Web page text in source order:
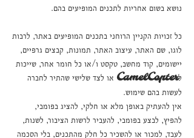
נושא בשום אחריות לתכנים המופיעים בהם.
כל זכויות הקניין הרוחני בתכנים המופיעים באתר, לרבות
לוגו, שם האתר, עיצוב האתר, תמונות, קבצים גרפיים,
יישומים, קוד מחשב, טקסט ו/או כל חומר אחר, שייכות
ל
CamelCopter
או לצד שלישי שהתיר לחברה
לעשות בהם שימוש.
אין להעתיק באופן מלא או חלקי, להציג בפומבי,
להפיץ, לבצע בפומבי, להעביר לרשות הציבור, לשנות,
לעבד, למכור או להשכיר כל חלק מהתכנים, בלי הסכמה